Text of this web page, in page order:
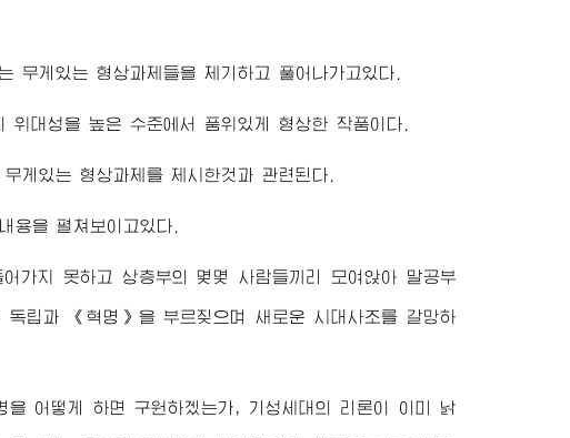
무게있는 형상과제들을 제기하고 풀어나가고있다.
위대성을 높은 수준에서 품위있게 형상한 작품이다.
게있는 형상과제를 제시한것과 관련된다.
용을 펼쳐보이고있다.
가지 못하고 상층부의 몇몇 사람들끼리 모여앉아 말공부
립과 《혁명》을 부르짖으며 새로운 시대사조를 갈망하
어떻게 하면 구원하겠는가, 기성세대의 리론이 이미 낡